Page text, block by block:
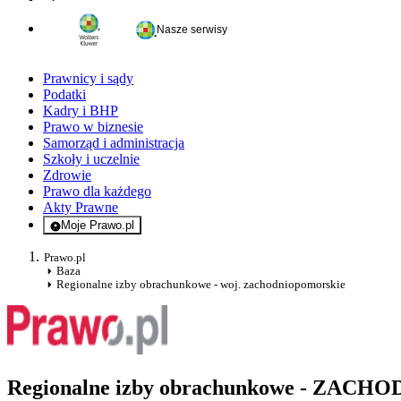
Nasze serwisy
Prawnicy i sądy
Podatki
Kadry i BHP
Prawo w biznesie
Samorząd i administracja
Szkoły i uczelnie
Zdrowie
Prawo dla każdego
Akty Prawne
Moje Prawo.pl
- rejestracja i logowanie do serwisu
Prawo.pl
Baza
Regionalne izby obrachunkowe - woj. zachodniopomorskie
Regionalne izby obrachunkowe -